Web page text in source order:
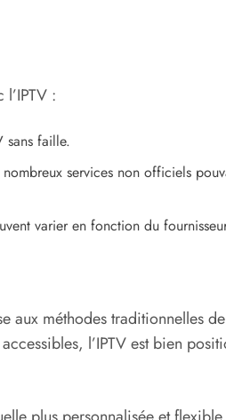
:
sans faille.
services non officiels
varier en fonction du
aux méthodes traditionnelles
l’IPTV est bien